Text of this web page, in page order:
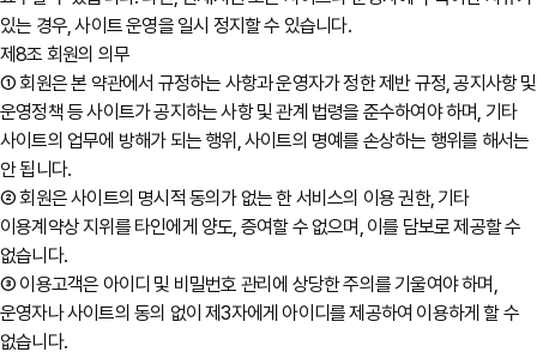
있는 경우, 사이트 운영을 일시 정지할 수 있습니다.
제8조 회원의 의무
① 회원은 본 약관에서 규정하는 사항과 운영자가 정한 제반 규정, 공지사항 및
운영정책 등 사이트가 공지하는 사항 및 관계 법령을 준수하여야 하며, 기타
사이트의 업무에 방해가 되는 행위, 사이트의 명예를 손상하는 행위를 해서는
안 됩니다.
② 회원은 사이트의 명시적 동의가 없는 한 서비스의 이용 권한, 기타
이용계약상 지위를 타인에게 양도, 증여할 수 없으며, 이를 담보로 제공할 수
없습니다.
③ 이용고객은 아이디 및 비밀번호 관리에 상당한 주의를 기울여야 하며,
운영자나 사이트의 동의 없이 제3자에게 아이디를 제공하여 이용하게 할 수
없습니다.